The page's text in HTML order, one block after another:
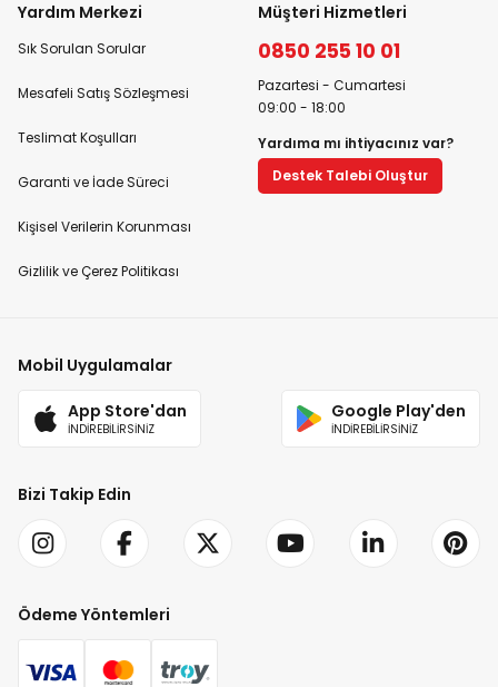
Yardım Merkezi
Sık Sorulan Sorular
Mesafeli Satış Sözleşmesi
Teslimat Koşulları
Garanti ve İade Süreci
Kişisel Verilerin Korunması
Gizlilik ve Çerez Politikası
Müşteri Hizmetleri
0850 255 10 01
Pazartesi - Cumartesi
09:00 - 18:00
Yardıma mı ihtiyacınız var?
Destek Talebi Oluştur
Mobil Uygulamalar
App Store'dan
İNDİREBİLİRSİNİZ
Google Play'den
İNDİREBİLİRSİNİZ
Bizi Takip Edin
Ödeme Yöntemleri